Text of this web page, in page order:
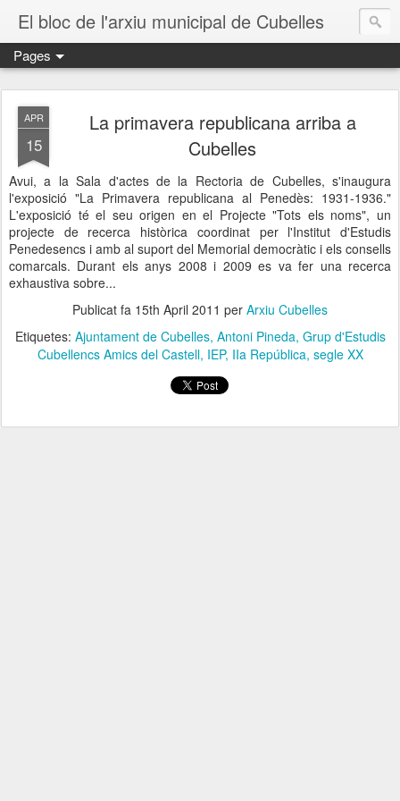
El bloc de l'arxiu municipal de Cubelles
Pages
APR
15
La primavera republicana arriba a
Cubelles
Avui, a la Sala d'actes de la Rectoria de Cubelles, s'inaugura
l'exposició "La Primavera republicana al Penedès: 1931-1936."
L'exposició té el seu origen en el Projecte "Tots els noms", un
projecte de recerca històrica coordinat per l'Institut d'Estudis
Penedesencs i amb al suport del Memorial democràtic i els consells
comarcals. Durant els anys 2008 i 2009 es va fer una recerca
exhaustiva sobre...
Publicat fa 15th April 2011 per Arxiu Cubelles
Etiquetes: Ajuntament de Cubelles Antoni Pineda Grup d'Estudis
Cubellencs Amics del Castell IEP IIa República segle XX